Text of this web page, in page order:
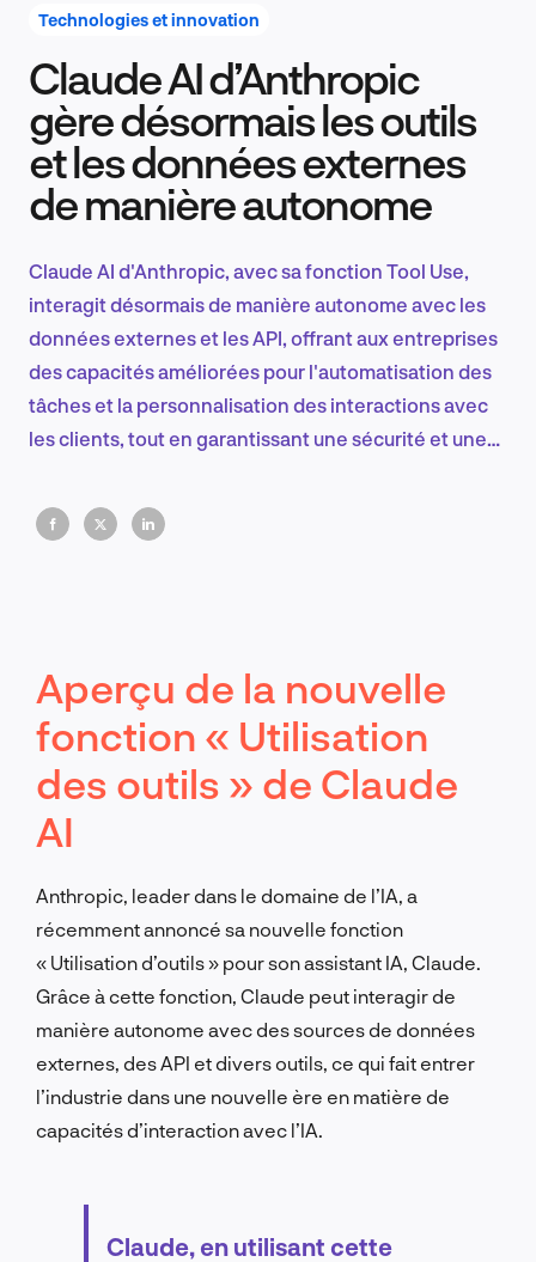
Recherche et conception produit
Tendances sectorielles
EN
FR
Technologies et innovation
Claude AI d’Anthropic
gère désormais les outils
et les données externes
de manière autonome
Claude AI d'Anthropic, avec sa fonction Tool Use,
interagit désormais de manière autonome avec les
données externes et les API, offrant aux entreprises
des capacités améliorées pour l'automatisation des
tâches et la personnalisation des interactions avec
les clients, tout en garantissant une sécurité et une
Aperçu de la nouvelle
fonction « Utilisation
des outils » de Claude
AI
Anthropic, leader dans le domaine de l’IA, a
récemment annoncé sa nouvelle fonction
« Utilisation d’outils » pour son assistant IA, Claude.
Grâce à cette fonction, Claude peut interagir de
manière autonome avec des sources de données
externes, des API et divers outils, ce qui fait entrer
l’industrie dans une nouvelle ère en matière de
capacités d’interaction avec l’IA.
Claude, en utilisant cette